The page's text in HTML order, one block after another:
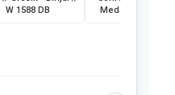
W 1588 DB
Medan // L 1202